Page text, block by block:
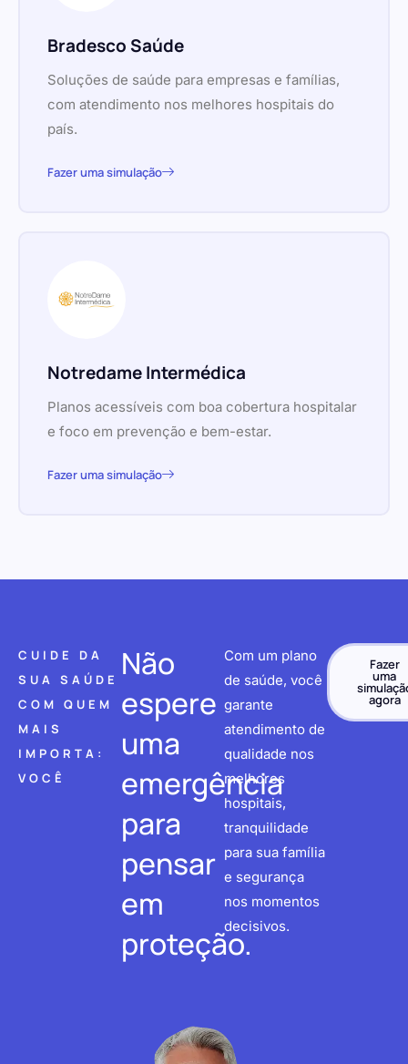
Bradesco Saúde
Soluções de saúde para empresas e famílias,
com atendimento nos melhores hospitais do
país.
Fazer uma simulação
Notredame Intermédica
Planos acessíveis com boa cobertura hospitalar
e foco em prevenção e bem-estar.
Fazer uma simulação
CUIDE DA
SUA SAÚDE
COM QUEM
MAIS
IMPORTA:
VOCÊ
Não
espere
uma
emergência
para
pensar
em
proteção.
Com um plano
de saúde, você
garante
atendimento de
qualidade nos
melhores
hospitais,
tranquilidade
para sua família
e segurança
nos momentos
decisivos.
Fazer
uma
agora